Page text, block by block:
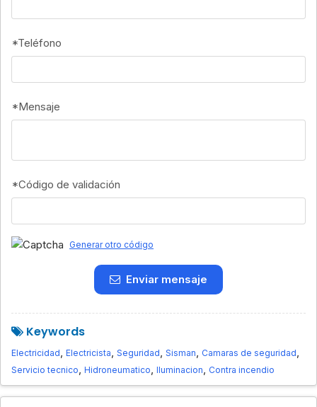
*Teléfono
*Mensaje
*Código de validación
Generar otro código
Enviar mensaje
Keywords
Electricidad, Electricista, Seguridad, Sisman, Camaras de seguridad,
Servicio tecnico, Hidroneumatico, Iluminacion, Contra incendio